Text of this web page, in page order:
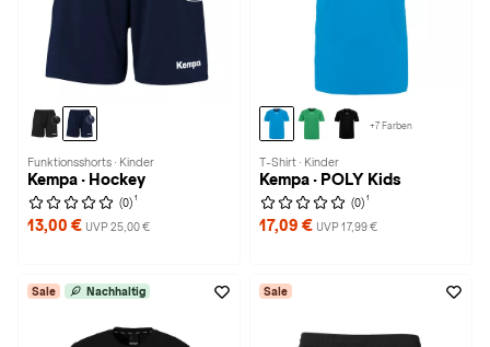
Funktionsshorts · Kinder
Kempa · Hockey
(0) 1
13,00 € UVP 25,00 €
+7 Farben
T-Shirt · Kinder
Kempa · POLY Kids
(0) 1
17,09 € UVP 17,99 €
Sale Nachhaltig Sale